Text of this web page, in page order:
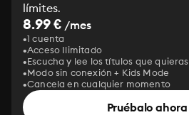
límites.
8.99 € /mes
1 cuenta
Acceso Ilimitado
Escucha y lee los títulos que quieras
Modo sin conexión + Kids Mode
Cancela en cualquier momento
Pruébalo ahora